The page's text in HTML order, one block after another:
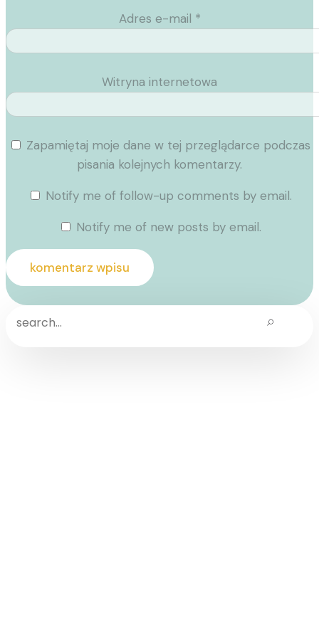
Adres e-mail *
Witryna internetowa
Zapamiętaj moje dane w tej przeglądarce podczas
pisania kolejnych komentarzy.
Notify me of follow-up comments by email.
Notify me of new posts by email.